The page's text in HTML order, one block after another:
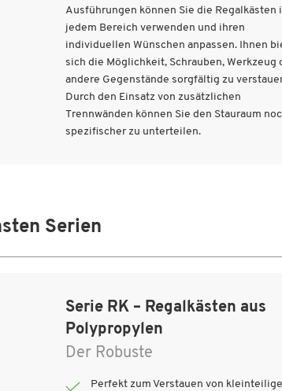
Ausführungen können Sie die Regalkästen
jedem Bereich verwenden und ihren
individuellen Wünschen anpassen. Ihnen
sich die Möglichkeit, Schrauben, Werkzeug
andere Gegenstände sorgfältig zu
Durch den Einsatz von zusätzlichen
Trennwänden können Sie den Stauraum
spezifischer zu unterteilen.
Serien
Serie RK – Regalkästen aus
Polypropylen
Der Robuste
Perfekt zum Verstauen von